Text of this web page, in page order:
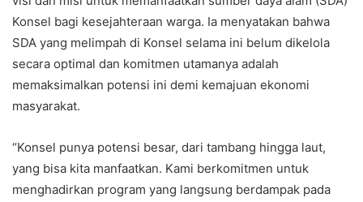
Konsel bagi kesejahteraan warga. Ia menyatakan bahwa
SDA yang melimpah di Konsel selama ini belum dikelola
secara optimal dan komitmen utamanya adalah
memaksimalkan potensi ini demi kemajuan ekonomi
masyarakat.
“Konsel punya potensi besar, dari tambang hingga laut,
yang bisa kita manfaatkan. Kami berkomitmen untuk
menghadirkan program yang langsung berdampak pada